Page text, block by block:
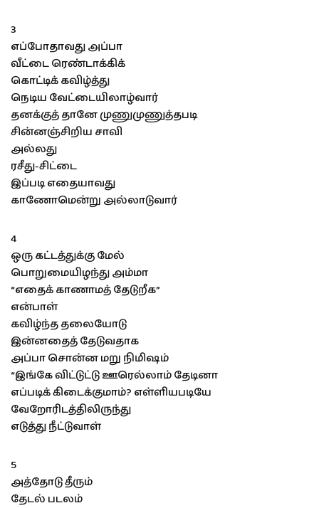
3
எப்போதாவது அப்பா
வீட்டை ரெண்டாக்கிக்
கொட்டிக் கவிழ்த்து
நெடிய வேட்டையிலாழ்வார்
தனக்குத் தானே முணுமுணுத்தபடி
சின்னஞ்சிறிய சாவி
அல்லது
ரசீது-சிட்டை
இப்படி எதையாவது
காணோமென்று அல்லாடுவார்
4
ஒரு கட்டத்துக்கு மேல்
பொறுமையிழந்து அம்மா
“எதைக் காணாமத் தேடுறீக”
என்பாள்
கவிழ்ந்த தலையோடு
இன்னதைத் தேடுவதாக
அப்பா சொன்ன மறு நிமிஷம்
“இங்கே விட்டுட்டு ஊரெல்லாம் தேடினா
எப்படிக் கிடைக்குமாம்? எள்ளியபடியே
வேறோரிடத்திலிருந்து
எடுத்து நீட்டுவாள்
5
அத்தோடு தீரும்
தேடல் படலம்